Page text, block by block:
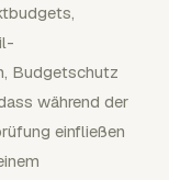
Budgetschutz
während der
einfließen